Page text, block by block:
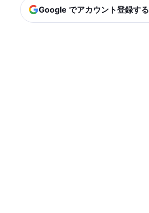
Google でアカウント登録する